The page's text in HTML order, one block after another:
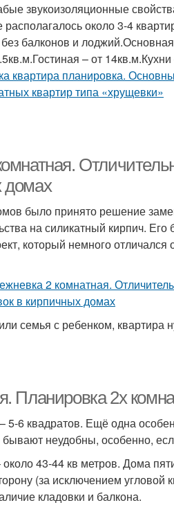
звукоизоляционные
около 3-4
балконов и
– от 14кв.м.Кухни
домах
было принято решение
на силикатный кирпич.
который немного отличался
семья с ребенком, квартира
Планировка 2х
6 квадратов. Ещё одна
неудобны, особенно,
43-44 кв метров. Дома
(за исключением угловой
кладовки и балкона.